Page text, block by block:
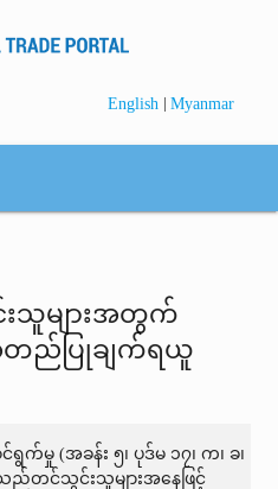
English | Myanmar
သူများအတွက်
တည်ပြုချက်ရယူ
က်မှု (အခန်း ၅၊ ပုဒ်မ ၁၇၊ က၊ ခ၊
ည်တင်သွင်းသူများအနေဖြင့်